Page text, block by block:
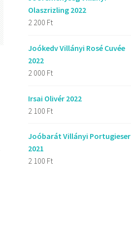
Olaszrizling 2022
2 200 Ft
Joókedv Villányi Rosé Cuvée
2022
2 000 Ft
Irsai Olivér 2022
2 100 Ft
Joóbarát Villányi Portugieser
2021
2 100 Ft